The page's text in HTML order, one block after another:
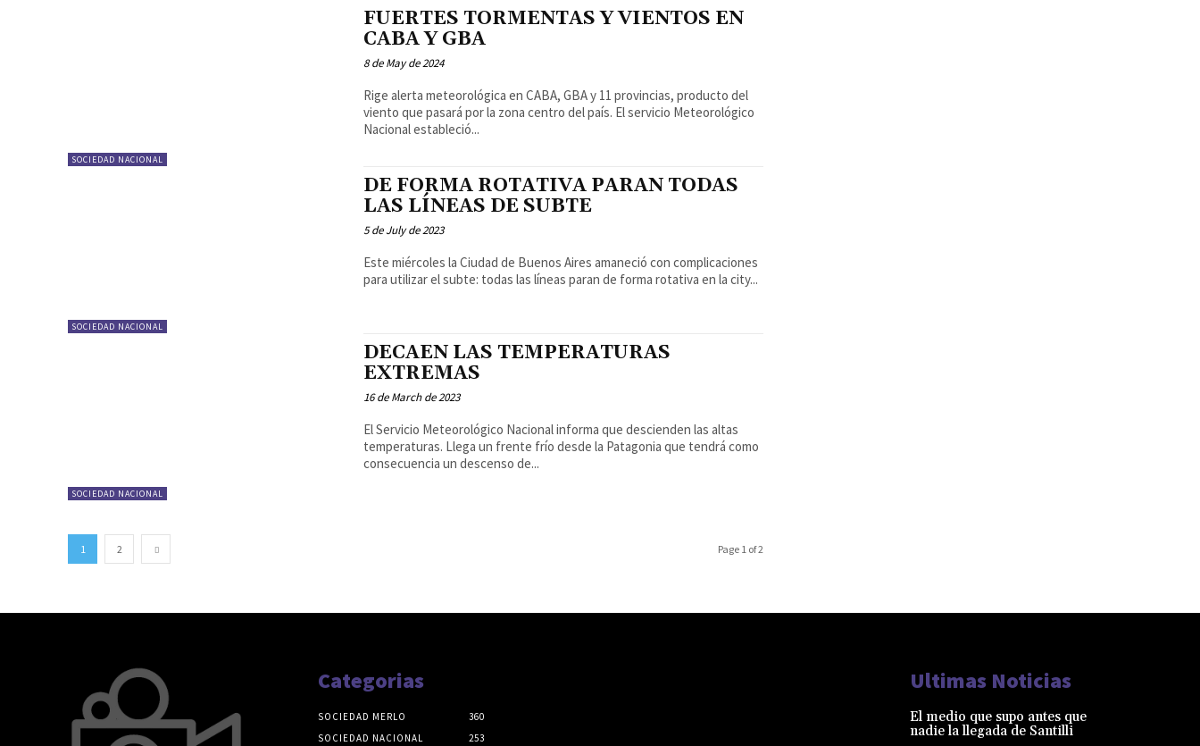
SOCIEDAD NACIONAL
FUERTES TORMENTAS Y VIENTOS EN
CABA Y GBA
8 de May de 2024
Rige alerta meteorológica en CABA, GBA y 11 provincias, producto del
viento que pasará por la zona centro del país. El servicio Meteorológico
Nacional estableció...
SOCIEDAD NACIONAL
DE FORMA ROTATIVA PARAN TODAS
LAS LÍNEAS DE SUBTE
5 de July de 2023
Este miércoles la Ciudad de Buenos Aires amaneció con complicaciones
para utilizar el subte: todas las líneas paran de forma rotativa en la city...
SOCIEDAD NACIONAL
DECAEN LAS TEMPERATURAS
EXTREMAS
16 de March de 2023
El Servicio Meteorológico Nacional informa que descienden las altas
temperaturas. Llega un frente frío desde la Patagonia que tendrá como
consecuencia un descenso de...
1 2 Page 1 of 2
Categorias
SOCIEDAD MERLO
360
SOCIEDAD NACIONAL
253
Ultimas Noticias
El medio que supo antes que
nadie la llegada de Santilli